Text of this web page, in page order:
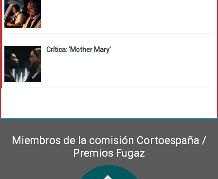
Crítica: ‘Mother Mary’
Miembros de la comisión Cortoespaña /
Premios Fugaz